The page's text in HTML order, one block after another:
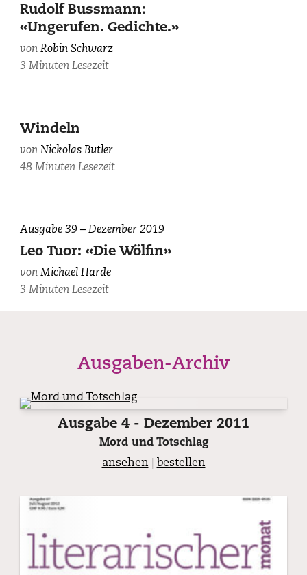
Rudolf Bussmann:
«Ungerufen. Gedichte.»
vonRobin Schwarz
3 Minuten Lesezeit
Windeln
vonNickolas Butler
48 Minuten Lesezeit
Ausgabe 39 – Dezember 2019
Leo Tuor: «Die Wölfin»
vonMichael Harde
3 Minuten Lesezeit
Ausgaben-Archiv
Ausgabe 4 - Dezember 2011
Mord und Totschlag
ansehen
bestellen